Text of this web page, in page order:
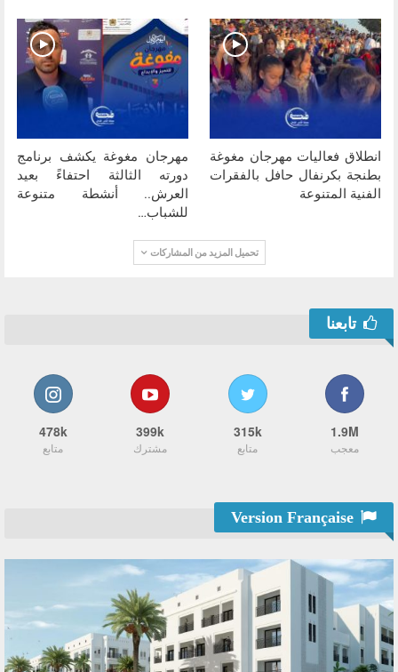
انطلاق فعاليات مهرجان مغوغة
بطنجة بكرنفال حافل بالفقرات
الفنية المتنوعة
مهرجان مغوغة يكشف برنامج
دورته الثالثة احتفاءً بعيد
العرش.. أنشطة متنوعة
للشباب…
تحميل المزيد من المشاركات
تابعنا
1.9M
معجب
315k
متابع
399k
مشترك
478k
متابع